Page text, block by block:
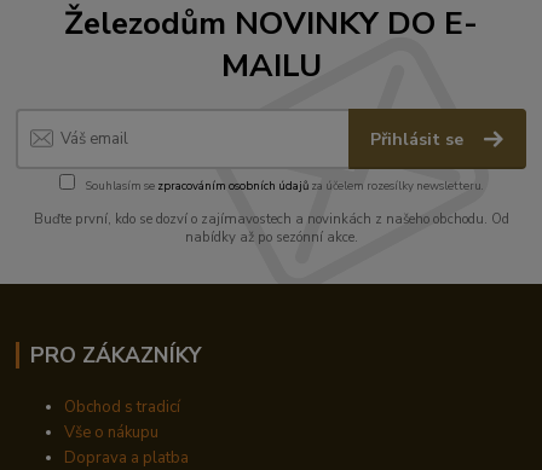
Železodům NOVINKY DO E-
MAILU
Přihlásit se
Souhlasím se zpracováním osobních údajůza účelem rozesílky newsletteru.
Buďte první, kdo se dozví o zajímavostech a novinkách z našeho obchodu. Od
nabídky až po sezónní akce.
PRO ZÁKAZNÍKY
Obchod s tradicí
Vše o nákupu
Doprava a platba